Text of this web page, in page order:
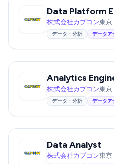
Data Platform
株式会社カプコン東京
データ・分析 データア
Analytics
株式会社カプコン東京
データ・分析 データア
Data Analyst
株式会社カプコン東京